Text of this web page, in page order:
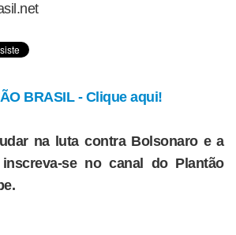
BRASIL - Clique aqui!
na luta contra Bolsonaro e a
se no canal do Plantão